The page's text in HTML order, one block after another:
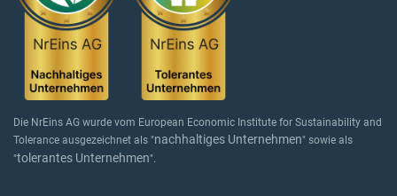
Die NrEins AG wurde vom European Economic Institute for Sustainability and
Tolerance ausgezeichnet als "nachhaltiges Unternehmen" sowie als
"tolerantes Unternehmen".